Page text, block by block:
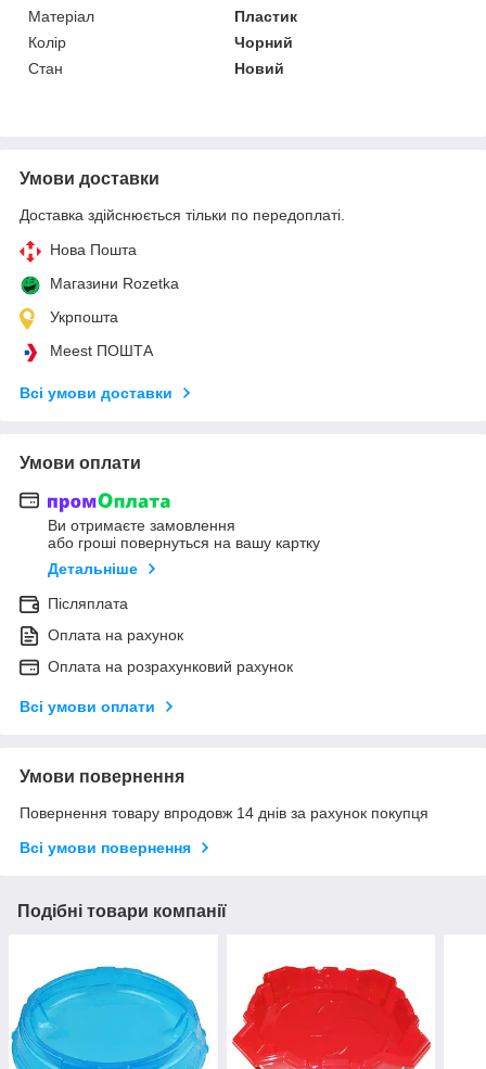
Матеріал
Пластик
Колір
Чорний
Стан
Новий
Умови доставки
Доставка здійснюється тільки по передоплаті.
Нова Пошта
Магазини Rozetka
Укрпошта
Meest ПОШТА
Всі умови доставки
Умови оплати
Ви отримаєте замовлення
або гроші повернуться на вашу картку
Детальніше
Післяплата
Оплата на рахунок
Оплата на розрахунковий рахунок
Всі умови оплати
Умови повернення
Повернення товару впродовж 14 днів за рахунок покупця
Всі умови повернення
Подібні товари компанії